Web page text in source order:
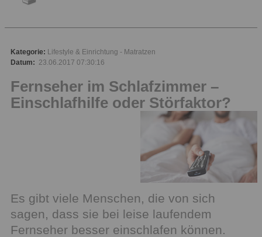
Kategorie: Lifestyle & Einrichtung
Matratzen
Datum: 23.06.2017 07:30:16
Fernseher im Schlafzimmer –
Einschlafhilfe oder Störfaktor?
Es gibt viele Menschen, die von sich
sagen, dass sie bei leise laufendem
Fernseher besser einschlafen können.